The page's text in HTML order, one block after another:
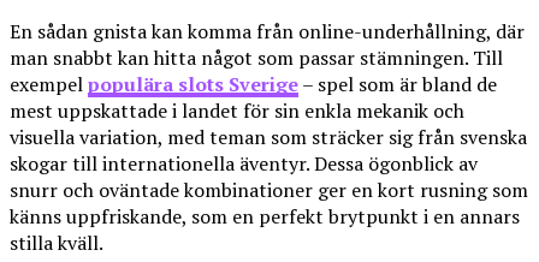
En sådan gnista kan komma från online-underhållning, där
man snabbt kan hitta något som passar stämningen. Till
exempelpopulära slots Sverige– spel som är bland de
mest uppskattade i landet för sin enkla mekanik och
visuella variation, med teman som sträcker sig från svenska
skogar till internationella äventyr. Dessa ögonblick av
snurr och oväntade kombinationer ger en kort rusning som
känns uppfriskande, som en perfekt brytpunkt i en annars
stilla kväll.